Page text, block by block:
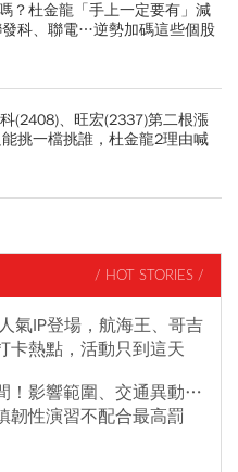
？杜金龍「手上一定要有」減
科、聯電…逆勢加碼這些個股
(2408)、旺宏(2337)第二根漲
挑一檔挑誰，杜金龍2理由喊
/ HOT STORIES /
氣IP登場，航海王、哥吉
熱點，活動只到這天
！影響範圍、交通異動…
韌性演習不配合最高罰